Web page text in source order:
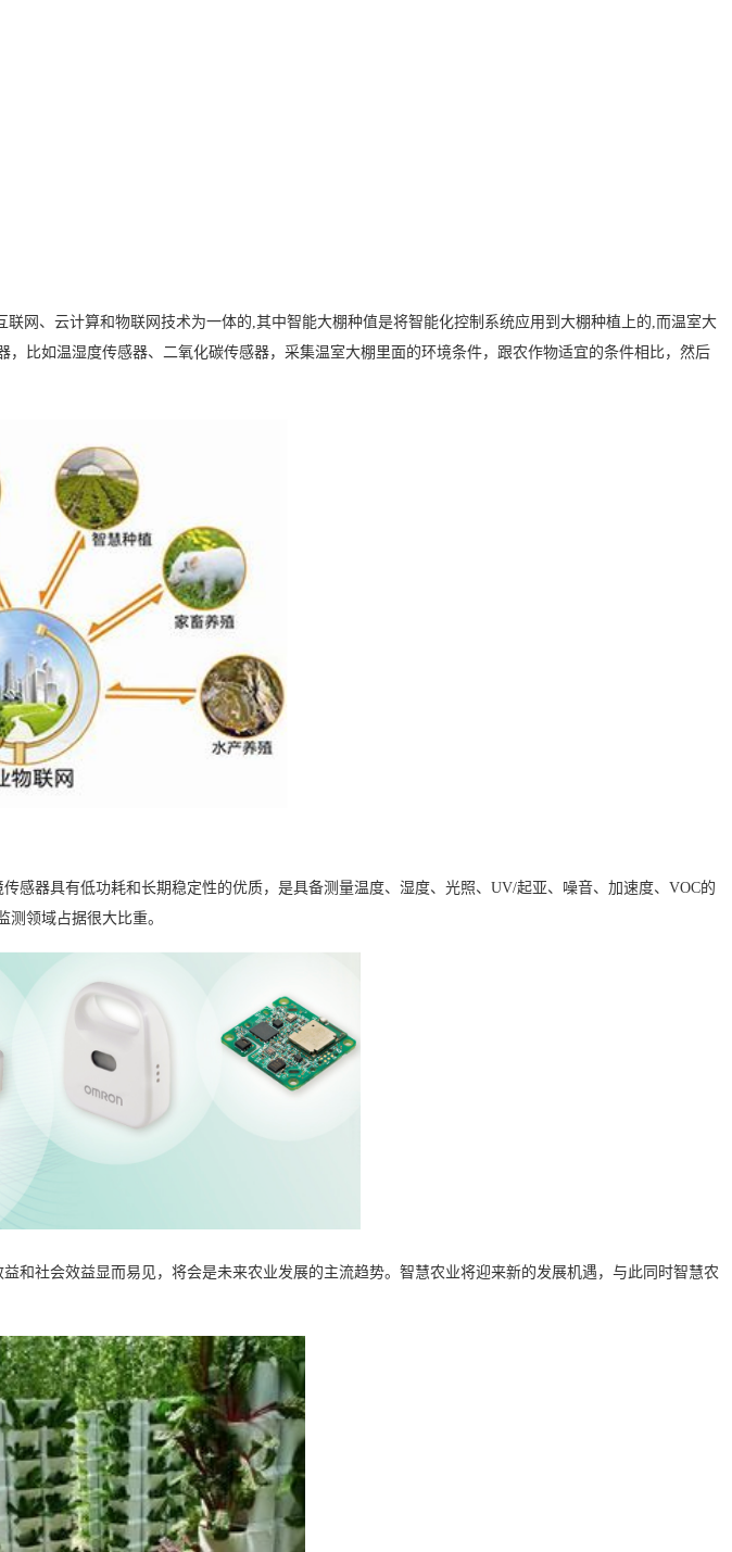
联网、云计算和物联网技术为一体的,其中智能大棚种值是将智能化控制系统应用到 大棚种植上的,而温室大
比如温湿度传感器、二氧化碳传感器，采集温室大棚里面的环境条件，跟农作物适宜的条件相比，然后
感器具有低功耗和长期稳定性的优质， 是具备测量温度、湿度、光照、 UV/起亚、噪音、加速度、VOC的
领域占据很大比重。
社会效益显而易见，将会是未来农业发展的主流趋势。智慧农业将迎来新的发展机遇，与此同时智慧农